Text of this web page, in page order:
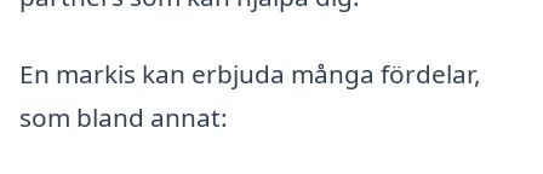
En markis kan erbjuda många fördelar,
som bland annat: